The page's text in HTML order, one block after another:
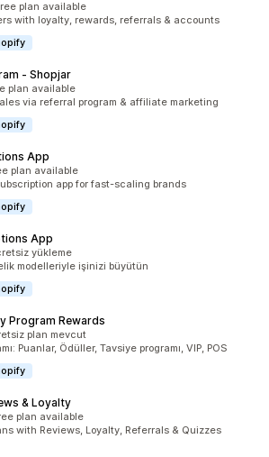
plan available
with loyalty, rewards, referrals & accounts
‑ Shopjar
plan available
via referral program & affiliate marketing
App
plan available
app for fast-scaling brands
App
yükleme
modelleriyle işinizi büyütün
Program Rewards
plan mevcut
Puanlar, Ödüller, Tavsiye programı, VIP, POS
& Loyalty
plan available
with Reviews, Loyalty, Referrals & Quizzes